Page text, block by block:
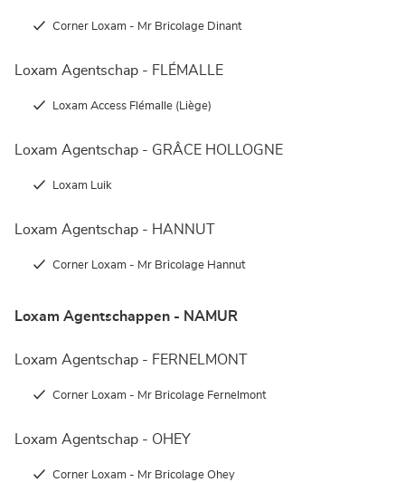
Corner Loxam - Mr Bricolage Dinant
Loxam Agentschap - FLÉMALLE
Loxam Access Flémalle (Liège)
Loxam Agentschap - GRÂCE HOLLOGNE
Loxam Luik
Loxam Agentschap - HANNUT
Corner Loxam - Mr Bricolage Hannut
Loxam Agentschappen - NAMUR
Loxam Agentschap - FERNELMONT
Corner Loxam - Mr Bricolage Fernelmont
Loxam Agentschap - OHEY
Corner Loxam - Mr Bricolage Ohey